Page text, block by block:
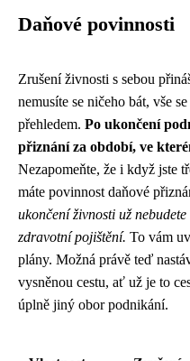
Daňové povinnosti
Zrušení živnosti s sebou
nemusíte se ničeho bát, vše
přehledem. Po ukončení
přiznání za období, ve
Nezapomeňte, že i když jste
máte povinnost daňové
ukončení živnosti už
zdravotní pojištění. To vám
plány. Možná právě teď
vysněnou cestu, ať už je to
úplně jiný obor podnikání.